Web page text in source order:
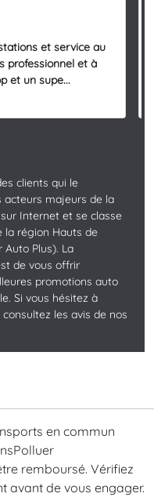
et service au
professionnel et à
et un supe...
clients qui le
acteurs majeurs de la
Internet et se classe
la région Hauts de
Plus). La
de vous offrir
promotions auto
Si vous hésitez à
les avis de nos
en commun
remboursé. Vérifiez
avant de vous engager.